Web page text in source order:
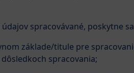
spracovávané, poskytne
základe/titule pre
spracovania;